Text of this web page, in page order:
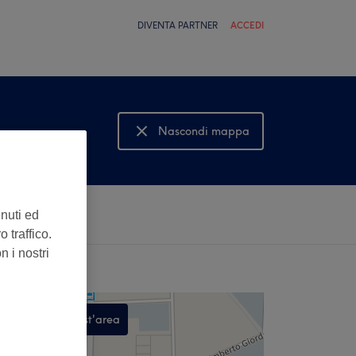
DIVENTA PARTNER ACCEDI
Nascondi mappa
Mostra mappa
Cerca in quest'area
ed
traffico.
i nostri